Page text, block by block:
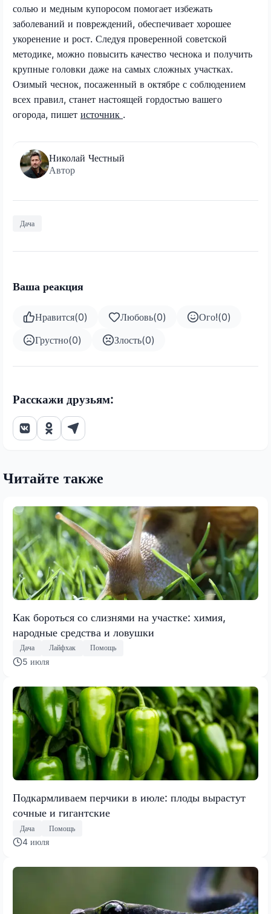
солью и медным купоросом помогает избежать
заболеваний и повреждений, обеспечивает хорошее
укоренение и рост. Следуя проверенной советской
методике, можно повысить качество чеснока и получить
крупные головки даже на самых сложных участках.
Озимый чеснок, посаженный в октябре с соблюдением
всех правил, станет настоящей гордостью вашего
огорода, пишет источник .
Николай Честный
Автор
Дача
Ваша реакция
Нравится(0) Любовь(0) Ого!(0)
Грустно(0) Злость(0)
Расскажи друзьям:
Читайте также
Как бороться со слизнями на участке: химия,
народные средства и ловушки
Дача Лайфхак Помощь
5 июля
Подкармливаем перчики в июле: плоды вырастут
сочные и гигантские
Дача Помощь
4 июля